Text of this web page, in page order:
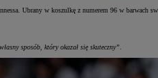
Ubrany w koszulkę z numerem 96 w barwach
sposób, który okazał się skuteczny”.